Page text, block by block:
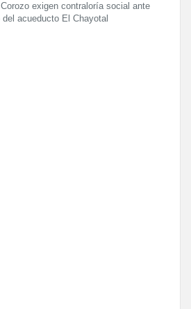
exigen contraloría social ante
acueducto El Chayotal